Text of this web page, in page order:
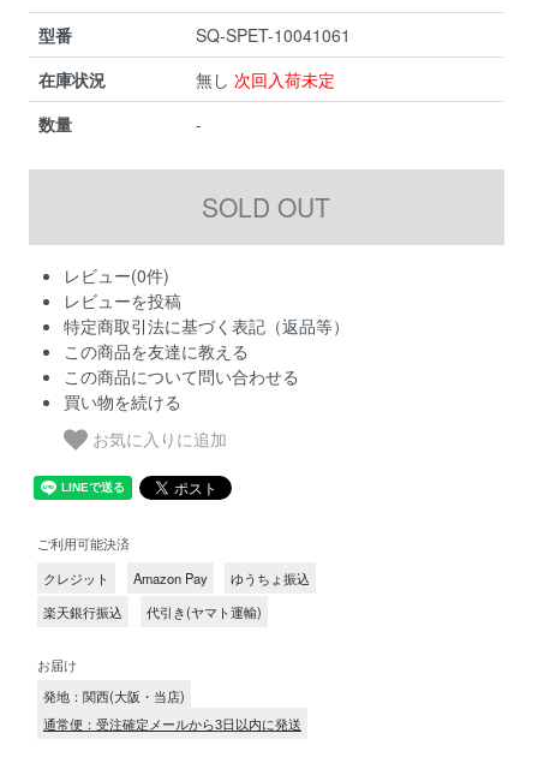
型番
SQ-SPET-10041061
在庫状況
無し 次回入荷未定
数量
-
レビュー(0件)
レビューを投稿
特定商取引法に基づく表記（返品等）
この商品を友達に教える
この商品について問い合わせる
買い物を続ける
お気に入りに追加
ご利用可能決済
クレジット
Amazon Pay
ゆうちょ振込
楽天銀行振込
代引き(ヤマト運輸)
お届け
発地：関西(大阪・当店)
通常便：受注確定メールから3日以内に発送